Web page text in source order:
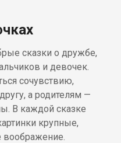
сказки о дружбе,
и девочек.
сочувствию,
а родителям —
В каждой сказке
крупные,